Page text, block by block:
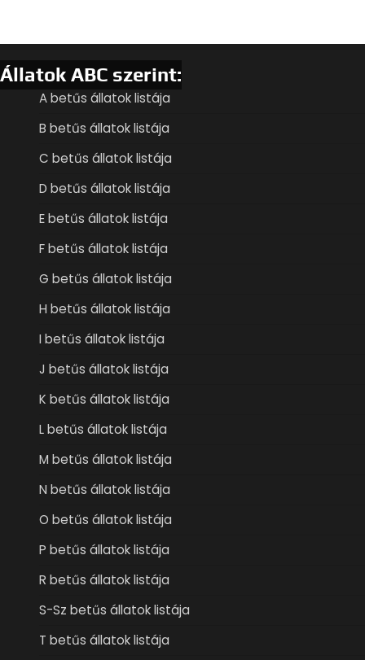
Állatok ABC szerint:
A betűs állatok listája
B betűs állatok listája
C betűs állatok listája
D betűs állatok listája
E betűs állatok listája
F betűs állatok listája
G betűs állatok listája
H betűs állatok listája
I betűs állatok listája
J betűs állatok listája
K betűs állatok listája
L betűs állatok listája
M betűs állatok listája
N betűs állatok listája
O betűs állatok listája
P betűs állatok listája
R betűs állatok listája
S-Sz betűs állatok listája
T betűs állatok listája